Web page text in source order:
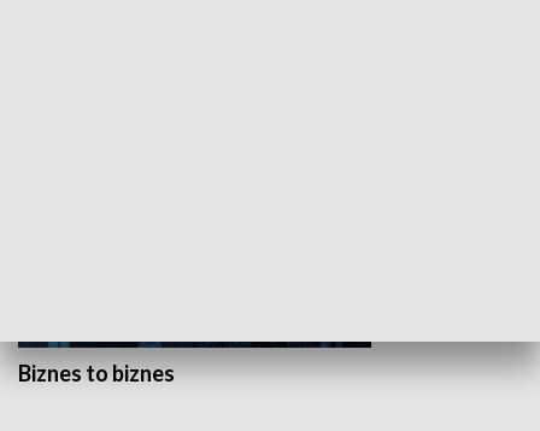
Biznes to biznes